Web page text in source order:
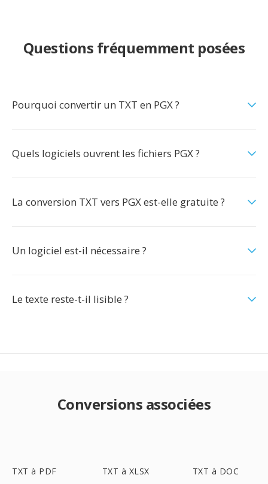
Questions fréquemment posées
Pourquoi convertir un TXT en PGX ?
Quels logiciels ouvrent les fichiers PGX ?
La conversion TXT vers PGX est-elle gratuite ?
Un logiciel est-il nécessaire ?
Le texte reste-t-il lisible ?
Conversions associées
TXT à PDF TXT à XLSX TXT à DOC